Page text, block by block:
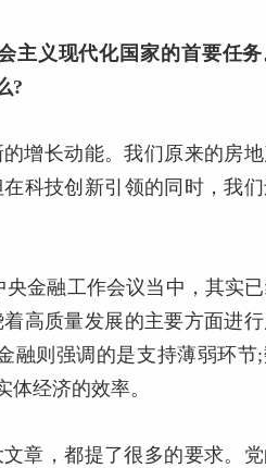
主义现代化国家的首要任
?
增长动能。我们原来的房
科技创新引领的同时，我
金融工作会议当中，其实
高质量发展的主要方面进行
融则强调的是支持薄弱环节
经济的效率。
章，都提了很多的要求。